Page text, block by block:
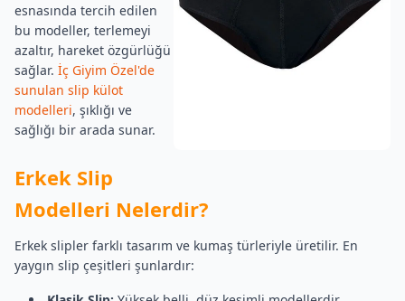
esnasında tercih edilen
bu modeller, terlemeyi
azaltır, hareket özgürlüğü
sağlar. İç Giyim Özel'de
sunulan slip külot
modelleri, şıklığı ve
sağlığı bir arada sunar.
Erkek Slip
Modelleri Nelerdir?
Erkek slipler farklı tasarım ve kumaş türleriyle üretilir. En
yaygın slip çeşitleri şunlardır: